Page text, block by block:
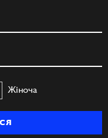
Жіноча